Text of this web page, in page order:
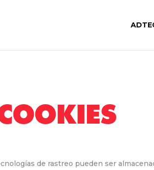
de rastreo pueden ser